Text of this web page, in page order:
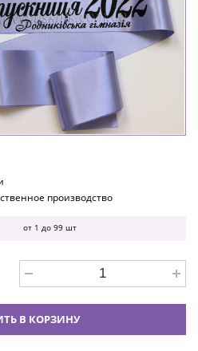
производство
от 1 до 99 шт
В КОРЗИНУ